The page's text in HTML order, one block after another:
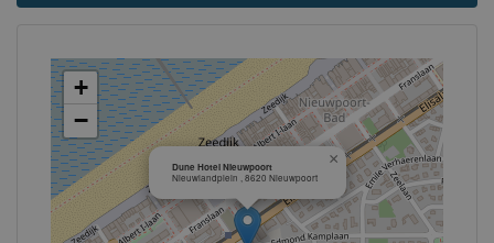
Dune Hotel Nieuwpoort
Nieuwlandplein , 8620 Nieuwpoort
×
+
−